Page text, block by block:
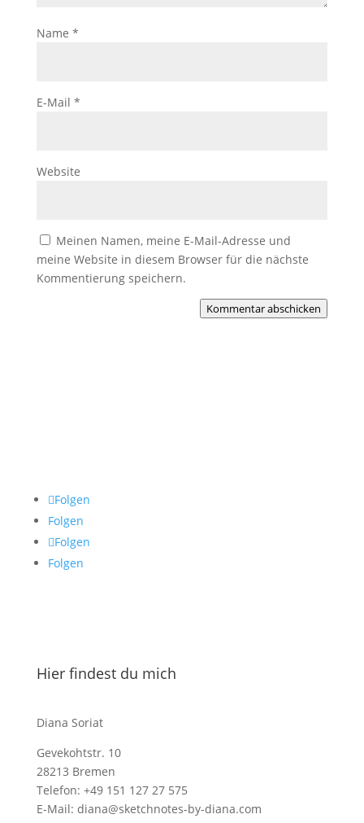
Name *
E-Mail *
Website
Meinen Namen, meine E-Mail-Adresse und
meine Website in diesem Browser für die nächste
Kommentierung speichern.
Kommentar abschicken
Folgen
Folgen
Folgen
Folgen
Hier findest du mich
Diana Soriat
Gevekohtstr. 10
28213 Bremen
Telefon: +49 151 127 27 575
E-Mail: diana@sketchnotes-by-diana.com